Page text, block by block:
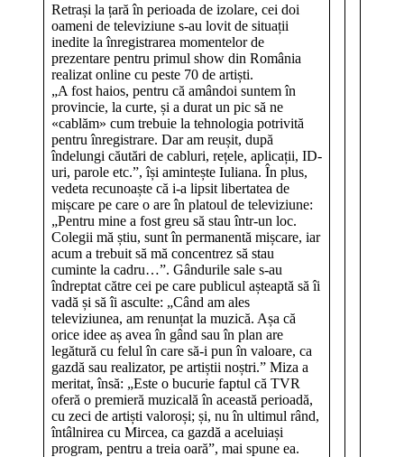
Retrași la țară în perioada de izolare, cei doi
oameni de televiziune s-au lovit de situații
inedite la înregistrarea momentelor de
prezentare pentru primul show din România
realizat online cu peste 70 de artiști.
„A fost haios, pentru că amândoi suntem în
provincie, la curte, și a durat un pic să ne
«cablăm» cum trebuie la tehnologia potrivită
pentru înregistrare. Dar am reușit, după
îndelungi căutări de cabluri, rețele, aplicații, ID-
uri, parole etc.”, își amintește Iuliana. În plus,
vedeta recunoaște că i-a lipsit libertatea de
mișcare pe care o are în platoul de televiziune:
„Pentru mine a fost greu să stau într-un loc.
Colegii mă știu, sunt în permanentă mișcare, iar
acum a trebuit să mă concentrez să stau
cuminte la cadru…”. Gândurile sale s-au
îndreptat către cei pe care publicul așteaptă să îi
vadă și să îi asculte: „Când am ales
televiziunea, am renunțat la muzică. Așa că
orice idee aș avea în gând sau în plan are
legătură cu felul în care să-i pun în valoare, ca
gazdă sau realizator, pe artiștii noștri.” Miza a
meritat, însă: „Este o bucurie faptul că TVR
oferă o premieră muzicală în această perioadă,
cu zeci de artiști valoroși; și, nu în ultimul rând,
întâlnirea cu Mircea, ca gazdă a aceluiași
program, pentru a treia oară”, mai spune ea.